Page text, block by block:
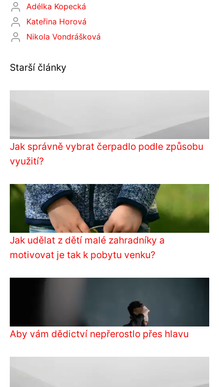
Adélka Kopecká
Kateřina Horová
Nikola Vondrášková
Starší články
Jak správně vybrat čerpadlo podle způsobu
využití?
Jak udělat z dětí malé zahradníky a
motivovat je tak k pobytu venku?
Aby vám dědictví nepřerostlo přes hlavu